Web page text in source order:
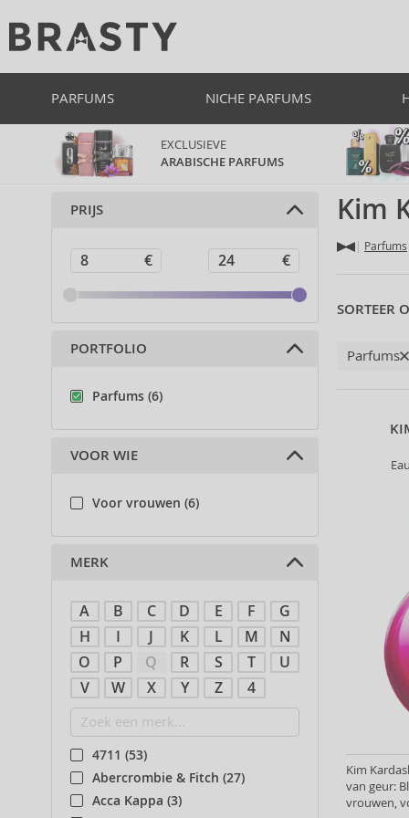
PARFUMS NICHE PARFUMS
EXCLUSIEVE
ARABISCHE PARFUMS
Kim
Parfums
SORTEER
Parfums
Kim
van geur:
vrouwen,
PRIJS
PORTFOLIO
Parfums (6)
VOOR WIE
Voor vrouwen (6)
MERK
A B C D E F
G
H
I J K L M
N
O
P Q R S T
U
V
W X Y Z 4
4711 (53)
Abercrombie & Fitch (27)
Acca Kappa (3)